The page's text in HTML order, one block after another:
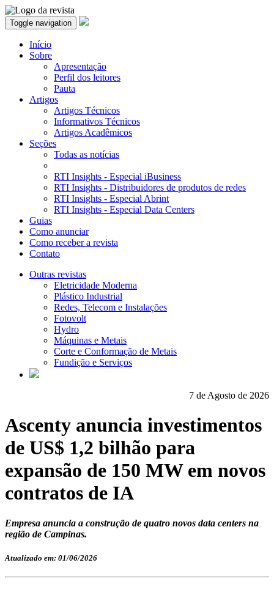
Toggle navigation
Início
Sobre
Apresentação
Perfil dos leitores
Pauta
Artigos
Artigos Técnicos
Informativos Técnicos
Artigos Acadêmicos
Seções
Todas as notícias
RTI Insights - Especial iBusiness
RTI Insights - Distribuidores de produtos de redes
RTI Insights - Especial Abrint
RTI Insights - Especial Data Centers
Guias
Como anunciar
Como receber a revista
Contato
Outras revistas
Eletricidade Moderna
Plástico Industrial
Redes, Telecom e Instalações
Fotovolt
Hydro
Máquinas e Metais
Corte e Conformação de Metais
Fundição e Serviços
7 de Agosto de 2026
Ascenty anuncia investimentos
de US$ 1,2 bilhão para
expansão de 150 MW em novos
contratos de IA
Empresa anuncia a construção de quatro novos data centers na
região de Campinas.
Atualizado em: 01/06/2026